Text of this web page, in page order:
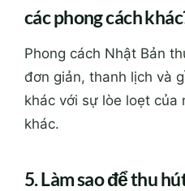
các phong cách
Phong cách Nhật Bản
đơn giản, thanh lịch và
khác với sự lòe loẹt của
khác.
5. Làm sao để thu